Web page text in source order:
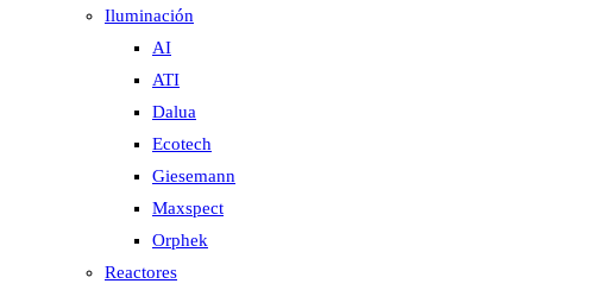
Iluminación
AI
ATI
Dalua
Ecotech
Giesemann
Maxspect
Orphek
Reactores